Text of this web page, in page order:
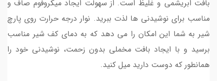
بافت ابریشمی و غلیظ است. از سهولت ایجاد میکروفوم صاف و
مناسب برای نوشیدنی ها لذت ببرید. نوار درجه حرارت روی پارچ
شیر به شما این امکان را می دهد که به دمای کف شیر مناسب
برسید و با ایجاد بافت مخملی بدون زحمت، نوشیدنی خود را
همانطور که دوست دارید میل کنید.